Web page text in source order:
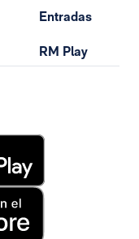
Entradas
RM Play